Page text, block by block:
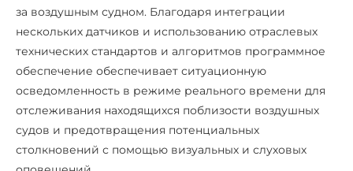
за воздушным судном. Благодаря интеграции
нескольких датчиков и использованию отраслевых
технических стандартов и алгоритмов программное
обеспечение обеспечивает ситуационную
осведомленность в режиме реального времени для
отслеживания находящихся поблизости воздушных
судов и предотвращения потенциальных
столкновений с помощью визуальных и слуховых